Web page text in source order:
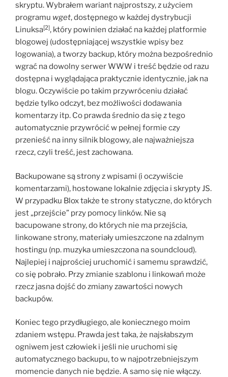
skryptu. Wybrałem wariant najprostszy, z użyciem
programu wget, dostępnego w każdej dystrybucji
Linuksa[2], który powinien działać na każdej platformie
blogowej (udostępniającej wszystkie wpisy bez
logowania), a tworzy backup, który można bezpośrednio
wgrać na dowolny serwer WWW i treść będzie od razu
dostępna i wyglądająca praktycznie identycznie, jak na
blogu. Oczywiście po takim przywróceniu działać
będzie tylko odczyt, bez możliwości dodawania
komentarzy itp. Co prawda średnio da się z tego
automatycznie przywrócić w pełnej formie czy
przenieść na inny silnik blogowy, ale najważniejsza
rzecz, czyli treść, jest zachowana.
Backupowane są strony z wpisami (i oczywiście
komentarzami), hostowane lokalnie zdjęcia i skrypty JS.
W przypadku Blox także te strony statyczne, do których
jest „przejście” przy pomocy linków. Nie są
bacupowane strony, do których nie ma przejścia,
linkowane strony, materiały umieszczone na zdalnym
hostingu (np. muzyka umieszczona na soundcloud).
Najlepiej i najprościej uruchomić i samemu sprawdzić,
co się pobrało. Przy zmianie szablonu i linkowań może
rzecz jasna dojść do zmiany zawartości nowych
backupów.
Koniec tego przydługiego, ale koniecznego moim
zdaniem wstępu. Prawda jest taka, że najsłabszym
ogniwem jest człowiek i jeśli nie uruchomi się
automatycznego backupu, to w najpotrzebniejszym
momencie danych nie będzie. A samo się nie włączy.